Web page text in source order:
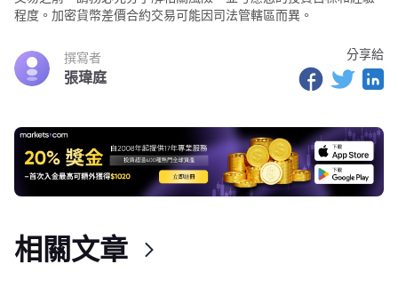
程度。加密貨幣差價合約交易可能因司法管轄區而異。
撰寫者
張瑋庭
分享給
相關文章